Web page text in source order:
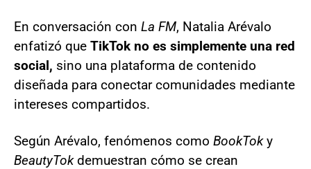
En conversación con La FM, Natalia Arévalo
enfatizó que TikTok no es simplemente una red
social, sino una plataforma de contenido
diseñada para conectar comunidades mediante
intereses compartidos.
Según Arévalo, fenómenos como BookToky
BeautyTokdemuestran cómo se crean